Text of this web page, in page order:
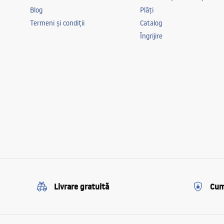
Blog
Termeni și condiții
Plăți
Catalog
Îngrijire
Livrare gratuită